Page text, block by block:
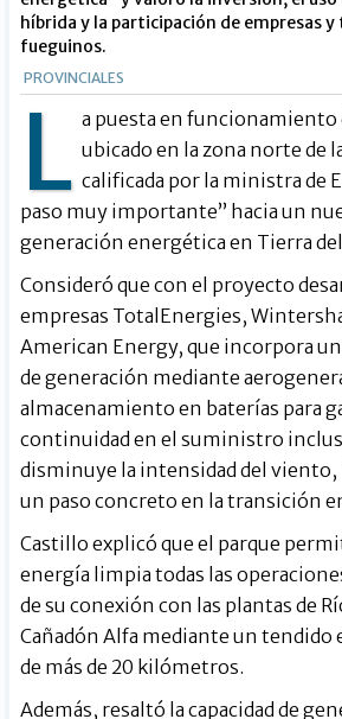
híbrida y la participación de empresas
fueguinos.
PROVINCIALES
L a puesta en funcionamiento
ubicado en la zona norte de
calificada por la ministra de
paso muy importante” hacia un
generación energética en Tierra
Consideró que con el proyecto
empresas TotalEnergies,
American Energy, que incorpora
de generación mediante
almacenamiento en baterías para
continuidad en el suministro
disminuye la intensidad del viento,
un paso concreto en la transición
Castillo explicó que el parque
energía limpia todas las
de su conexión con las plantas de
Cañadón Alfa mediante un
de más de 20 kilómetros.
Además, resaltó la capacidad de